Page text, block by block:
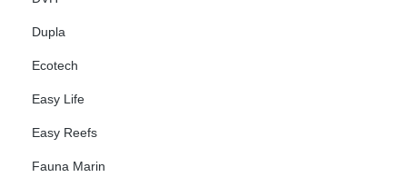
Dupla
Ecotech
Easy Life
Easy Reefs
Fauna Marin